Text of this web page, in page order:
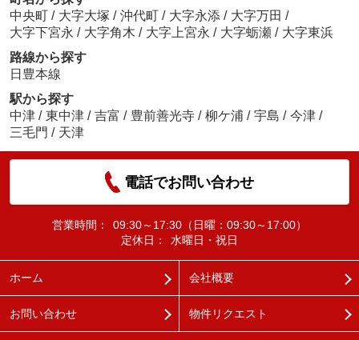
中央町 / 大字大塚 / 沖代町 / 大字永添 / 大字万田 /
大字下宮永 / 大字角木 / 大字上宮永 / 大字蛎瀬 / 大字東浜
路線から探す
日豊本線
駅から探す
中津 / 東中津 / 吉富 / 豊前善光寺 / 柳ケ浦 / 宇島 / 今津 /
三毛門 / 天津
電話でお問い合わせ
営業時間：
09:30～17:30（日曜：09:30～17:00）
定休日：
水曜日・祝日
ホーム 会社概要
お問い合わせ 物件リクエスト